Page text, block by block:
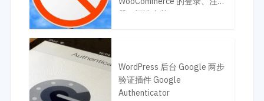
册、评论表单
WordPress 后台 Google 两步
验证插件 Google
Authenticator